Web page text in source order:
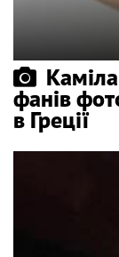
фанів
в Греції